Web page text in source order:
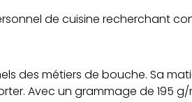
de cuisine recherchant
des métiers de bouche. Sa
Avec un grammage de 195